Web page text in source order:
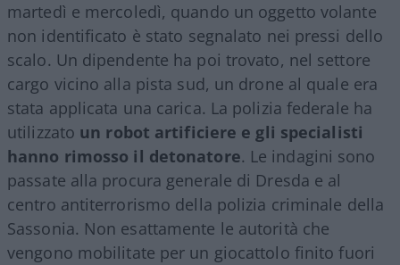
martedì e mercoledì, quando un oggetto volante
non identificato è stato segnalato nei pressi dello
scalo. Un dipendente ha poi trovato, nel settore
cargo vicino alla pista sud, un drone al quale era
stata applicata una carica. La polizia federale ha
utilizzato un robot artificiere e gli specialisti
hanno rimosso il detonatore. Le indagini sono
passate alla procura generale di Dresda e al
centro antiterrorismo della polizia criminale della
Sassonia. Non esattamente le autorità che
vengono mobilitate per un giocattolo finito fuori